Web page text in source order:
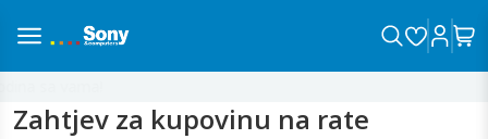
Zahtjev za kupovinu na rate